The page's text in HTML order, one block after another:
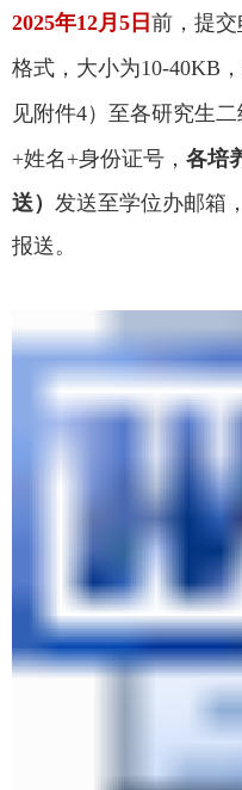
2025年12月5日 前 ，提交
格式，大小为10-40KB
见附件4）至各研究生
+姓名+身份证号， 各培
送） 发送至学位办邮箱 ，
报送 。